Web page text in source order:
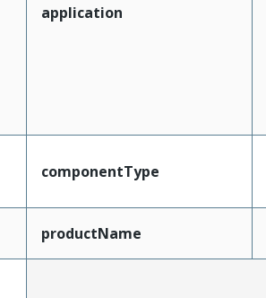
application
componentType
productName